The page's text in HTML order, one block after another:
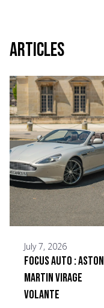
Articles
July 7, 2026
Focus Auto : Aston
Martin Virage
Volante